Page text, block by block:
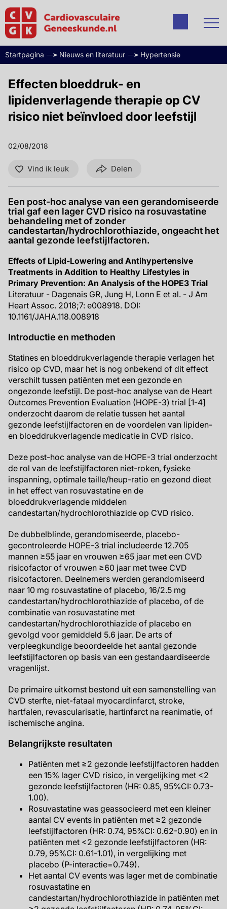
Startpagina Nieuws en literatuur Hypertensie
Effecten bloeddruk- en
lipidenverlagende therapie op CV
risico niet beïnvloed door leefstijl
02/08/2018
Vind ik leuk Delen
Een post-hoc analyse van een gerandomiseerde
trial gaf een lager CVD risico na rosuvastatine
behandeling met of zonder
candestartan/hydrochlorothiazide, ongeacht het
aantal gezonde leefstijlfactoren.
Effects of Lipid-Lowering and Antihypertensive
Treatments in Addition to Healthy Lifestyles in
Primary Prevention: An Analysis of the HOPE3 Trial
Literatuur - Dagenais GR, Jung H, Lonn E et al. - J Am
Heart Assoc. 2018;7: e008918. DOI:
10.1161/JAHA.118.008918
Introductie en methoden
Statines en bloeddrukverlagende therapie verlagen het
risico op CVD, maar het is nog onbekend of dit effect
verschilt tussen patiënten met een gezonde en
ongezonde leefstijl. De post-hoc analyse van de Heart
Outcomes Prevention Evaluation (HOPE-3) trial [1-4]
onderzocht daarom de relatie tussen het aantal
gezonde leefstijlfactoren en de voordelen van lipiden-
en bloeddrukverlagende medicatie in CVD risico.
Deze post-hoc analyse van de HOPE-3 trial onderzocht
de rol van de leefstijlfactoren niet-roken, fysieke
inspanning, optimale taille/heup-ratio en gezond dieet
in het effect van rosuvastatine en de
bloeddrukverlagende middelen
candestartan/hydrochlorothiazide op CVD risico.
De dubbelblinde, gerandomiseerde, placebo-
gecontroleerde HOPE-3 trial includeerde 12.705
mannen ≥55 jaar en vrouwen ≥65 jaar met een CVD
risicofactor of vrouwen ≥60 jaar met twee CVD
risicofactoren. Deelnemers werden gerandomiseerd
naar 10 mg rosuvastatine of placebo, 16/2.5 mg
candestartan/hydrochlorothiazide of placebo, of de
combinatie van rosuvastatine met
candestartan/hydrochlorothiazide of placebo en
gevolgd voor gemiddeld 5.6 jaar. De arts of
verpleegkundige beoordeelde het aantal gezonde
leefstijlfactoren op basis van een gestandaardiseerde
vragenlijst.
De primaire uitkomst bestond uit een samenstelling van
CVD sterfte, niet-fataal myocardinfarct, stroke,
hartfalen, revascularisatie, hartinfarct na reanimatie, of
ischemische angina.
Belangrijkste resultaten
Patiënten met ≥2 gezonde leefstijlfactoren hadden
een 15% lager CVD risico, in vergelijking met <2
gezonde leefstijlfactoren (HR: 0.85, 95%CI: 0.73-
1.00).
Rosuvastatine was geassocieerd met een kleiner
aantal CV events in patiënten met ≥2 gezonde
leefstijlfactoren (HR: 0.74, 95%CI: 0.62-0.90) en in
patiënten met <2 gezonde leefstijlfactoren (HR:
0.79, 95%CI: 0.61-1.01), in vergelijking met
placebo (P-interactie=0.749).
Het aantal CV events was lager met de combinatie
rosuvastatine en
candestartan/hydrochlorothiazide in patiënten met